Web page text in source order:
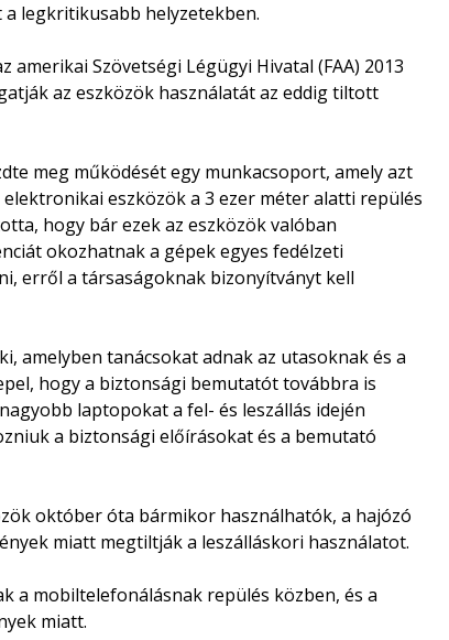
legkritikusabb helyzetekben.
amerikai Szövetségi Légügyi Hivatal (FAA) 2013
az eszközök használatát az eddig tiltott
meg működését egy munkacsoport, amely azt
eszközök a 3 ezer méter alatti repülés
hogy bár ezek az eszközök valóban
okozhatnak a gépek egyes fedélzeti
erről a társaságoknak bizonyítványt kell
amelyben tanácsokat adnak az utasoknak és a
hogy a biztonsági bemutatót továbbra is
laptopokat a fel- és leszállás idején
a biztonsági előírásokat és a bemutató
október óta bármikor használhatók, a hajózó
miatt megtiltják a leszálláskori használatot.
a mobiltelefonálásnak repülés közben, és a
miatt.